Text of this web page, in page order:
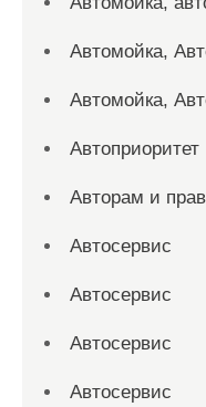
Автомойка,
Автомойка,
Автоприоритет
Авторам и
Автосервис
Автосервис
Автосервис
Автосервис